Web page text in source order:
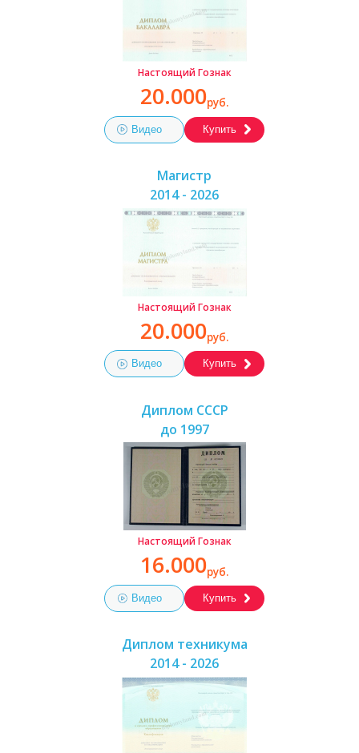
Настоящий Гознак
20.000руб.
Видео Купить
Магистр
2014 - 2026
Настоящий Гознак
20.000руб.
Видео Купить
Диплом СССР
до 1997
Настоящий Гознак
16.000руб.
Видео Купить
Диплом техникума
2014 - 2026